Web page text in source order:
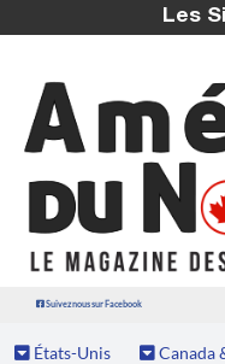
Les
Suivez nous sur Facebook
États-Unis Canada